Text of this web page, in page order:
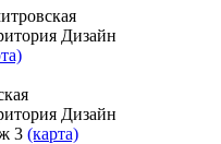
Дизайн
Дизайн
3 (карта)